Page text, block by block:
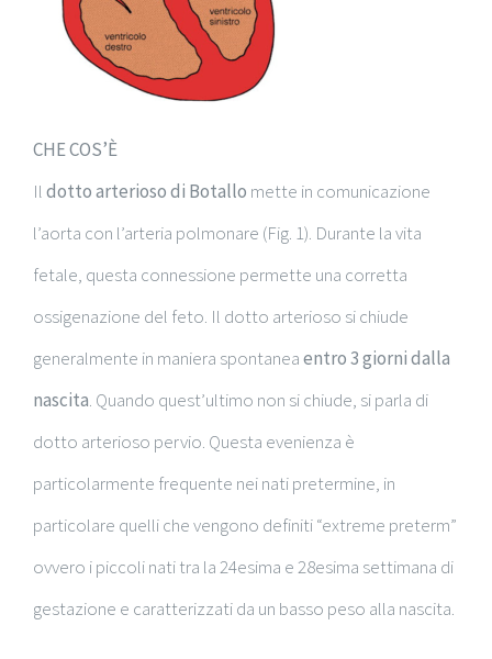
CHE COS’È
Ildotto arterioso di Botallo mette in comunicazione
l’aorta con l’arteria polmonare (Fig. 1). Durante la vita
fetale, questa connessione permette una corretta
ossigenazione del feto. Il dotto arterioso si chiude
generalmente in maniera spontaneaentro 3 giorni dalla
nascita. Quando quest’ultimo non si chiude, si parla di
dotto arterioso pervio. Questa evenienza è
particolarmente frequente nei nati pretermine, in
particolare quelli che vengono definiti “extreme preterm”
ovvero i piccoli nati tra la 24esima e 28esima settimana di
gestazione e caratterizzati da un basso peso alla nascita.